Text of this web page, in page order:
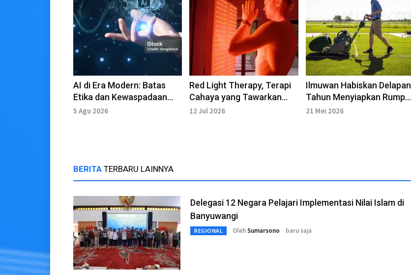
AI di Era Modern: Batas
Etika dan Kewaspadaan
Digital
5 Agu 2026
Red Light Therapy, Terapi
Cahaya yang Tawarkan
Beragam Manfaat
12 Jul 2026
Ilmuwan Habiskan Delapan
Tahun Menyiapkan Rumput
Lapangan untuk Piala
21 Mei 2026
BERITA TERBARU LAINNYA
Delegasi 12 Negara Pelajari Implementasi Nilai Islam di
Banyuwangi
REGIONAL OlehSumarsono baru saja